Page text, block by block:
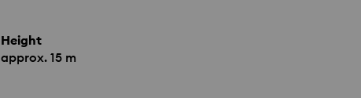
Height
approx. 15 m